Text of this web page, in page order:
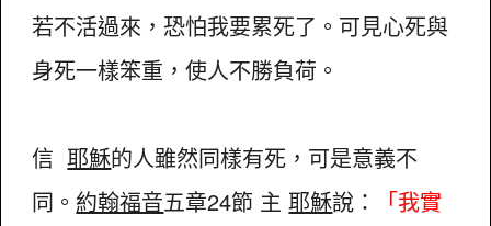
若不活過來，恐怕我要累死了。可見心死與
身死一樣笨重，使人不勝負荷。
信耶穌的人雖然同樣有死，可是意義不
同。 約翰福音五章24節 主耶穌說：
「我實